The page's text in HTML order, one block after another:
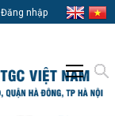
Đăng nhập